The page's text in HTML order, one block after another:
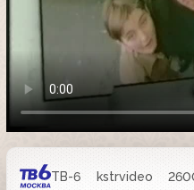
ТВ-6 kstrvideo